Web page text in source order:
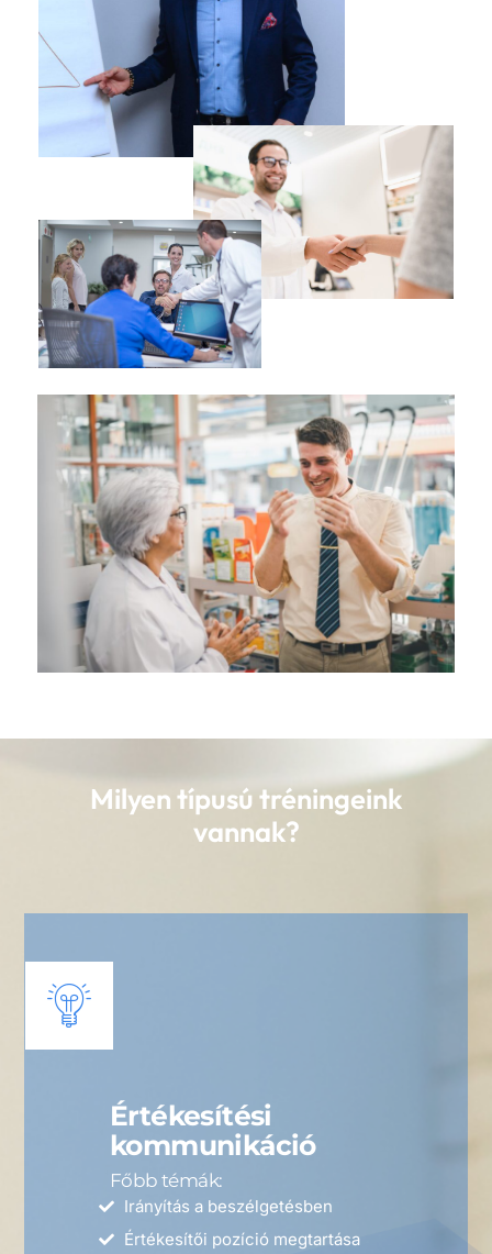
Milyen típusú tréningeink
vannak?
Értékesítési
kommunikáció
Főbb témák:
Irányítás a beszélgetésben
Értékesítői pozíció megtartása